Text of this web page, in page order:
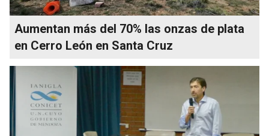
Aumentan más del 70% las onzas de plata
en Cerro León en Santa Cruz